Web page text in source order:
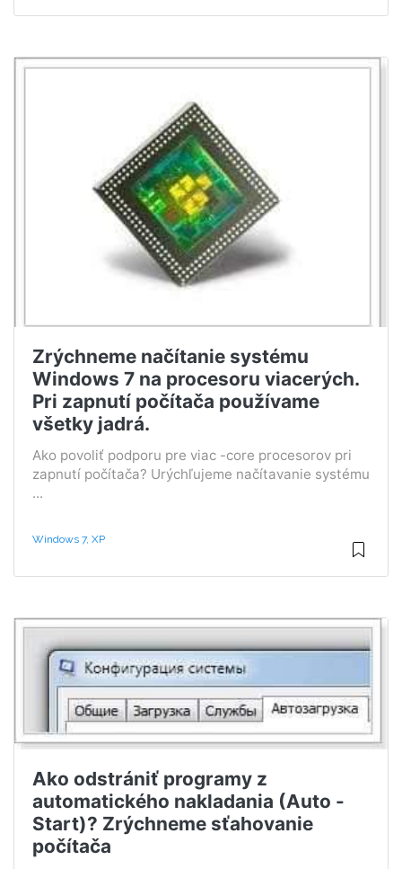
Zrýchneme načítanie systému
Windows 7 na procesoru viacerých.
Pri zapnutí počítača používame
všetky jadrá.
Ako povoliť podporu pre viac -core procesorov pri
zapnutí počítača? Urýchľujeme načítavanie systému
...
Windows 7, XP
Ako odstrániť programy z
automatického nakladania (Auto -
Start)? Zrýchneme sťahovanie
počítača